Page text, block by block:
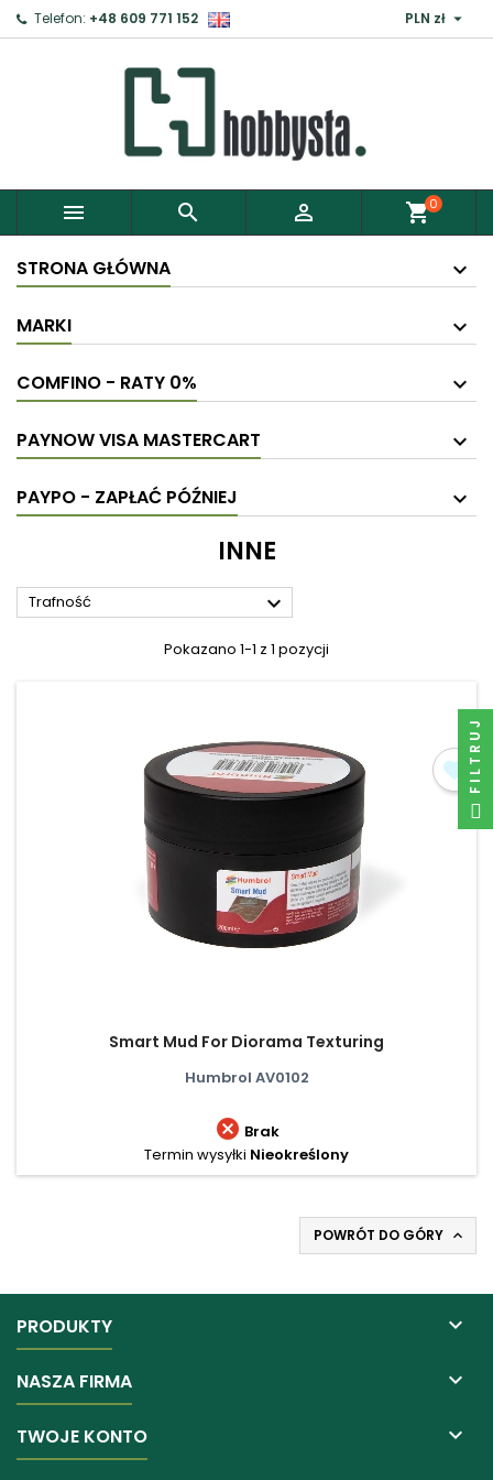
Telefon: +48 609 771 152 PLN zł 
   shopping_cart0
STRONA GŁÓWNA
MARKI
COMFINO - RATY 0%
PAYNOW VISA MASTERCART
PAYPO - ZAPŁAĆ PÓŹNIEJ
INNE
Trafność 
Pokazano 1-1 z 1 pozycji
Smart Mud For Diorama Texturing
Humbrol AV0102
 Brak
Termin wysyłki Nieokreślony
POWRÓT DO GÓRY 
PRODUKTY 
NASZA FIRMA 
TWOJE KONTO 
Zaloguj ×
Aby zapisać produkty do Schowka, musisz się
Anuluj Zaloguj
FILTRUJ